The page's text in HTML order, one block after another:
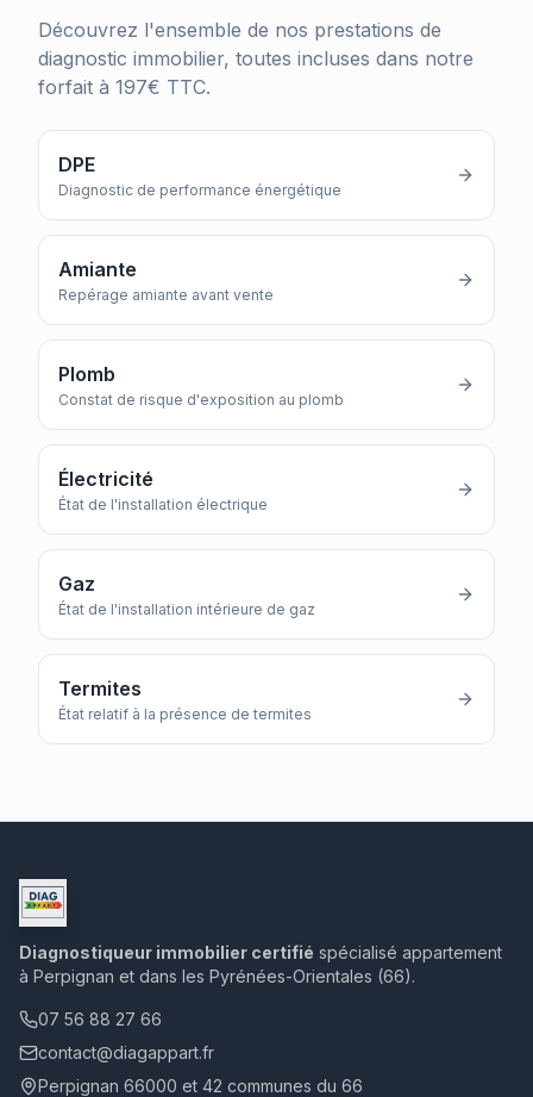
Découvrez l'ensemble de nos prestations de
diagnostic immobilier, toutes incluses dans notre
forfait à 197€ TTC.
DPE
Diagnostic de performance énergétique
Amiante
Repérage amiante avant vente
Plomb
Constat de risque d'exposition au plomb
Électricité
État de l'installation électrique
Gaz
État de l'installation intérieure de gaz
Termites
État relatif à la présence de termites
Diagnostiqueur immobilier certifié spécialisé appartement
à Perpignan et dans les Pyrénées-Orientales (66).
07 56 88 27 66
contact@diagappart.fr
Perpignan 66000 et 42 communes du 66